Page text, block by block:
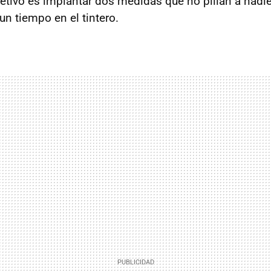
tiempo en el tintero.